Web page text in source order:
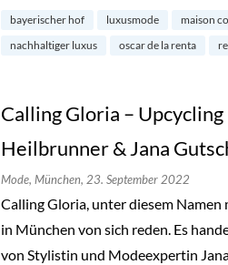
bayerischer hof luxusmode maison
nachhaltiger luxus
oscar de la renta
Calling Gloria –
Heilbrunner & Jana
Mode, München, 23. September 2022
Calling Gloria, unter diesem Namen
in München von sich reden. Es
von Stylistin und Modeexpertin